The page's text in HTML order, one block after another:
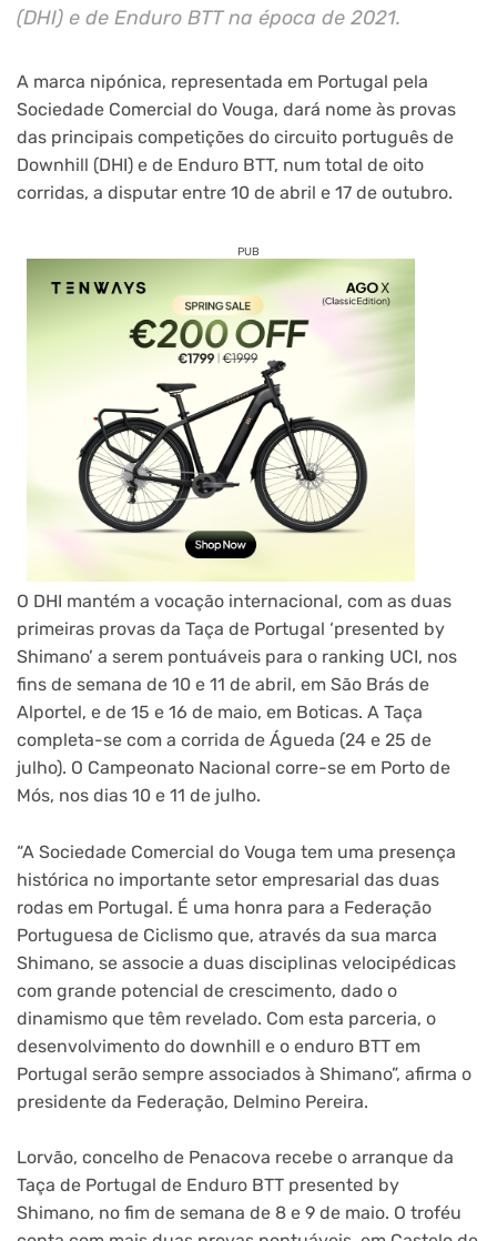
(DHI) e de Enduro BTT na época de 2021.
A marca nipónica, representada em Portugal pela
Sociedade Comercial do Vouga, dará nome às provas
das principais competições do circuito português de
Downhill (DHI) e de Enduro BTT, num total de oito
corridas, a disputar entre 10 de abril e 17 de outubro.
PUB
O DHI mantém a vocação internacional, com as duas
primeiras provas da Taça de Portugal ‘presented by
Shimano’ a serem pontuáveis para o ranking UCI, nos
fins de semana de 10 e 11 de abril, em São Brás de
Alportel, e de 15 e 16 de maio, em Boticas. A Taça
completa-se com a corrida de Águeda (24 e 25 de
julho). O Campeonato Nacional corre-se em Porto de
Mós, nos dias 10 e 11 de julho.
“A Sociedade Comercial do Vouga tem uma presença
histórica no importante setor empresarial das duas
rodas em Portugal. É uma honra para a Federação
Portuguesa de Ciclismo que, através da sua marca
Shimano, se associe a duas disciplinas velocipédicas
com grande potencial de crescimento, dado o
dinamismo que têm revelado. Com esta parceria, o
desenvolvimento do downhill e o enduro BTT em
Portugal serão sempre associados à Shimano”, afirma o
presidente da Federação, Delmino Pereira.
Lorvão, concelho de Penacova recebe o arranque da
Taça de Portugal de Enduro BTT presented by
Shimano, no fim de semana de 8 e 9 de maio. O troféu